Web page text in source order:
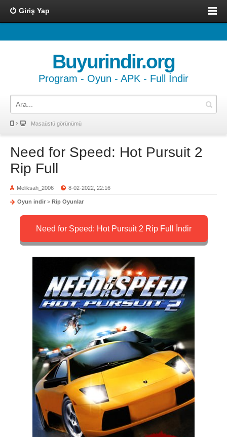
Giriş Yap
Buyurindir.org
Program - Oyun - APK - Full İndir
Masaüstü görünümü
Need for Speed: Hot Pursuit 2
Rip Full
Meliksah_2006 8-02-2022, 22:16
Oyun indir > Rip Oyunlar
Need for Speed: Hot Pursuit 2 Rip Full İndir